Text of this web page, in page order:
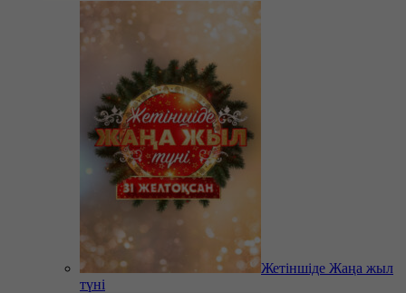
Жетіншіде Жаңа жыл
түні